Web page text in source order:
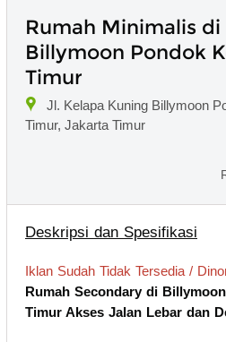
Rumah Minimalis
Billymoon Pondok
Timur
Jl. Kelapa Kuning Billymoon
Timur, Jakarta Timur
Deskripsi dan Spesifikasi
Iklan Sudah Tidak Tersedia /
Rumah Secondary di
Timur Akses Jalan Lebar dan